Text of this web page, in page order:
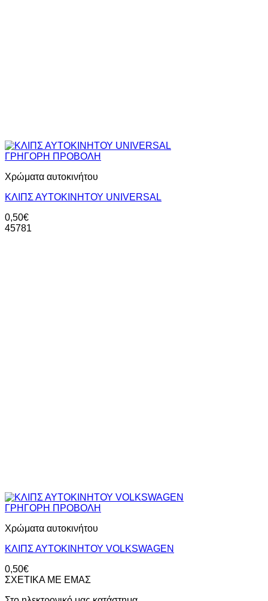
ΓΡΗΓΟΡΗ ΠΡΟΒΟΛΗ
Χρώματα αυτοκινήτου
ΚΛΙΠΣ ΑΥΤΟΚΙΝΗΤΟΥ UNIVERSAL
0,50€
45781
ΓΡΗΓΟΡΗ ΠΡΟΒΟΛΗ
Χρώματα αυτοκινήτου
ΚΛΙΠΣ ΑΥΤΟΚΙΝΗΤΟΥ VOLKSWAGEN
0,50€
ΣΧΕΤΙΚΑ ΜΕ ΕΜΑΣ